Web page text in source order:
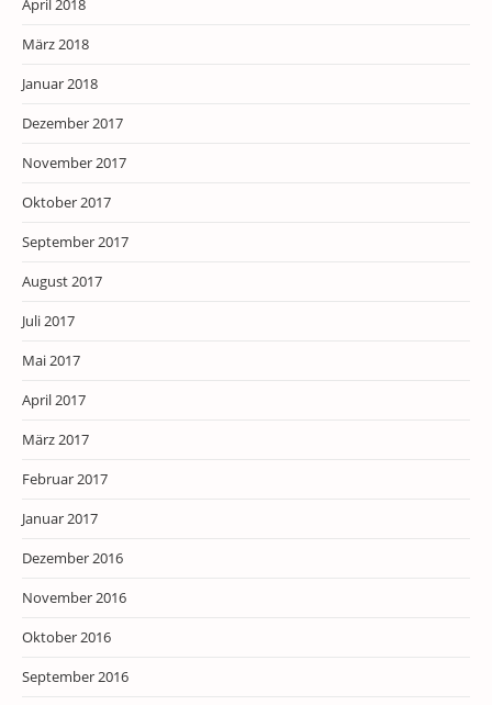
April 2018
März 2018
Januar 2018
Dezember 2017
November 2017
Oktober 2017
September 2017
August 2017
Juli 2017
Mai 2017
April 2017
März 2017
Februar 2017
Januar 2017
Dezember 2016
November 2016
Oktober 2016
September 2016